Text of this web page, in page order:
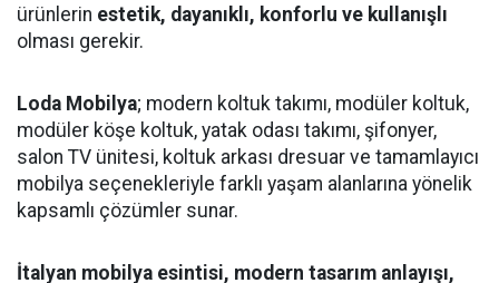
ürünlerin estetik, dayanıklı, konforlu ve kullanışlı
olması gerekir.
Loda Mobilya; modern koltuk takımı, modüler koltuk,
modüler köşe koltuk, yatak odası takımı, şifonyer,
salon TV ünitesi, koltuk arkası dresuar ve tamamlayıcı
mobilya seçenekleriyle farklı yaşam alanlarına yönelik
kapsamlı çözümler sunar.
İtalyan mobilya esintisi, modern tasarım anlayışı,